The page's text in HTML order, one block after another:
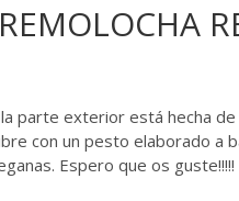
parte exterior está hecha
con un pesto elaborado a
Espero que os guste!!!!!